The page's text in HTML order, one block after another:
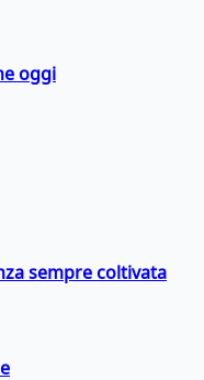
oggi
sempre coltivata